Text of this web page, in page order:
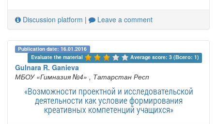
Discussion platform | Leave a comment
Publication date: 16.01.2016
Evaluate the material
Average score: 3 (Всего: 1)
Gulnara R. Ganieva
МБОУ «Гимназия №4» , Татарстан Респ
«Возможности проектной и исследовательской
деятельности как условие формирования
креативных компетенций учащихся»